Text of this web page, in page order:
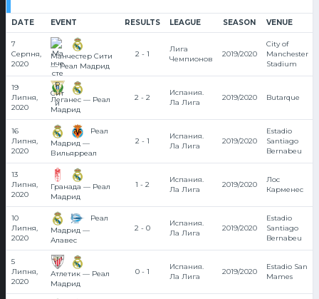
DATE EVENT RESULTS LEAGUE SEASON VENUE
7
Серпня,
2020
Манчестер Сити
— Реал Мадрид
2 - 1
Лига
Чемпионов
2019/2020
City of
Manchester
Stadium
19
Липня,
2020
Леганес — Реал
Мадрид
2 - 2
Испания.
Ла Лига
2019/2020 Butarque
16
Липня,
2020
Реал
Мадрид —
Вильярреал
2 - 1
Испания.
Ла Лига
2019/2020
Estadio
Santiago
Bernabeu
13
Липня,
2020
Гранада — Реал
Мадрид
1 - 2
Испания.
Ла Лига
2019/2020
Лос
Карменес
10
Липня,
2020
Реал
Мадрид —
Алавес
2 - 0
Испания.
Ла Лига
2019/2020
Estadio
Santiago
Bernabeu
5
Липня,
2020
Атлетик — Реал
Мадрид
0 - 1
Испания.
Ла Лига
2019/2020
Estadio San
Mames